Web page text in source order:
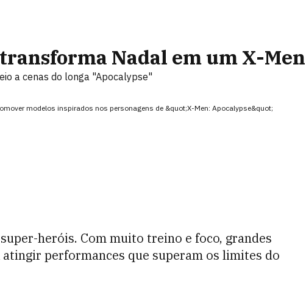
Nadal em um X-Men
a cenas do longa "Apocalypse"
modelos inspirados nos personagens de &quot;X-Men: Apocalypse&quot;
heróis. Com muito treino e foco, grandes
performances que superam os limites do